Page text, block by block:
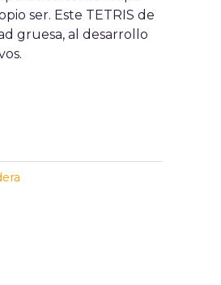
ser. Este TETRIS de
gruesa, al desarrollo